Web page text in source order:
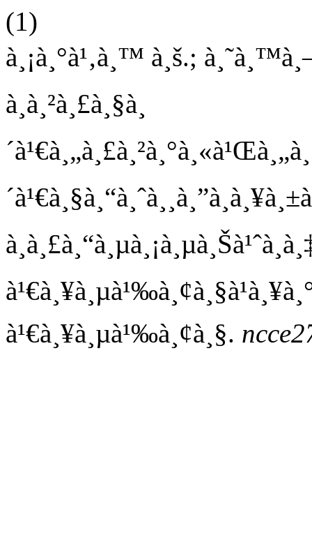
(1)
à¸¡à¸°à¹‚à¸™ à¸š.;
à¸à¸²à¸£à¸§à¸
à¹€à¸¥à¸µà¹‰à¸¢à¸§.